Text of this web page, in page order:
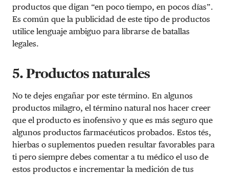
productos que digan “en poco tiempo, en pocos días”.
Es común que la publicidad de este tipo de productos
utilice lenguaje ambiguo para librarse de batallas
legales.
5. Productos naturales
No te dejes engañar por este término. En algunos
productos milagro, el término natural nos hacer creer
que el producto es inofensivo y que es más seguro que
algunos productos farmacéuticos probados. Estos tés,
hierbas o suplementos pueden resultar favorables para
ti pero siempre debes comentar a tu médico el uso de
estos productos e incrementar la medición de tus